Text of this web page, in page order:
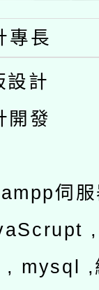
專長
計
開發
伺
mysql ,